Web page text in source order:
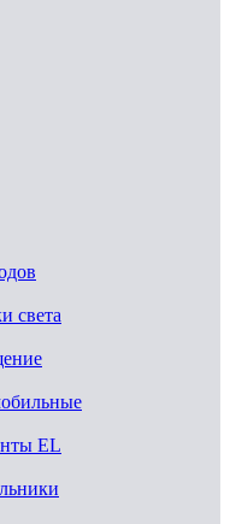
света
EL